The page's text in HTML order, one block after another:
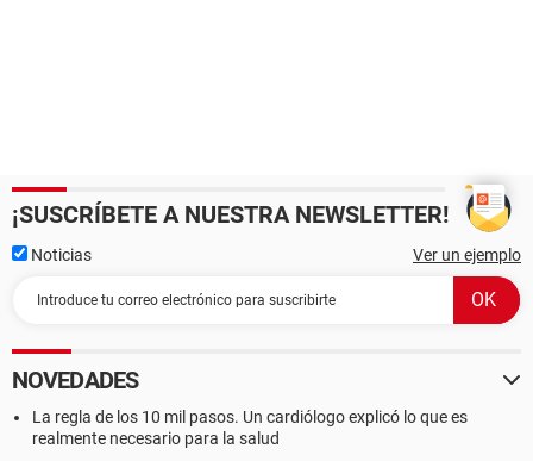
¡SUSCRÍBETE A NUESTRA NEWSLETTER!
Noticias Ver un ejemplo
NOVEDADES
La regla de los 10 mil pasos. Un cardiólogo explicó lo que es
realmente necesario para la salud